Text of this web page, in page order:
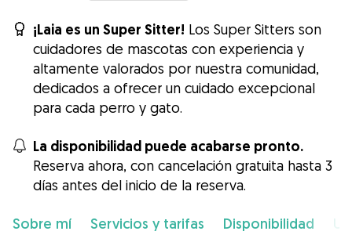
¡Laia es un Super Sitter! Los Super Sitters son
cuidadores de mascotas con experiencia y
altamente valorados por nuestra comunidad,
dedicados a ofrecer un cuidado excepcional
para cada perro y gato.
La disponibilidad puede acabarse pronto.
Reserva ahora, con cancelación gratuita hasta 3
días antes del inicio de la reserva.
Sobre mí Servicios y tarifas Disponibilidad